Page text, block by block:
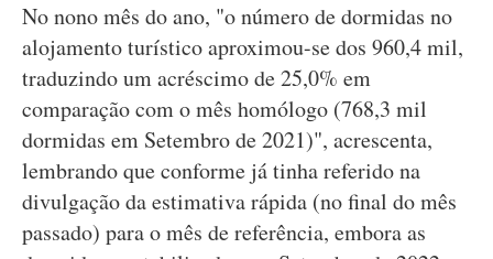
No nono mês do ano, "o número de dormidas no
alojamento turístico aproximou-se dos 960,4 mil,
traduzindo um acréscimo de 25,0% em
comparação com o mês homólogo (768,3 mil
dormidas em Setembro de 2021)", acrescenta,
lembrando que conforme já tinha referido na
divulgação da estimativa rápida (no final do mês
passado) para o mês de referência, embora as